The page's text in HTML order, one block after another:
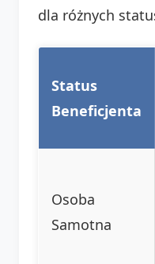
dla różnych
Status
Beneficjenta
Osoba
Samotna